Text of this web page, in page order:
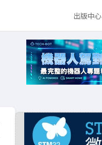
出版中心